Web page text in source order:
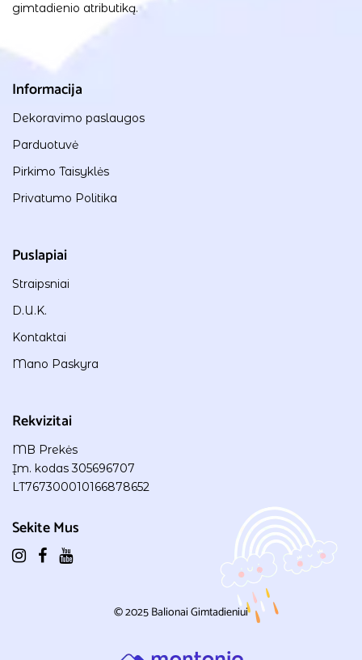
gimtadienio atributiką.
Informacija
Dekoravimo paslaugos
Parduotuvė
Pirkimo Taisyklės
Privatumo Politika
Puslapiai
Straipsniai
D.U.K.
Kontaktai
Mano Paskyra
Rekvizitai
MB Prekės
Įm. kodas 305696707
LT767300010166878652
Sekite Mus
© 2025Balionai Gimtadieniui